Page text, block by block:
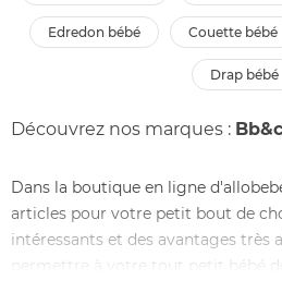
edredon bébé couette bébé
drap bébé
Découvrez nos marques :
Dans la boutique en ligne
articles pour votre petit bout de
intéressants et des avantages très
permettre à votre tout petit bébé